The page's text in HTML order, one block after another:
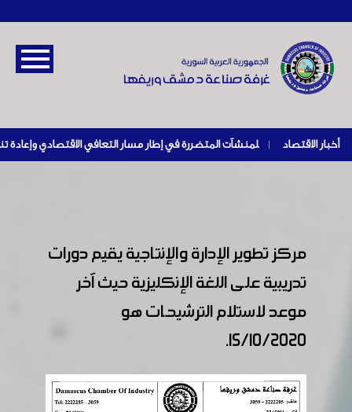
أخبار الاقتصاد |
مركز تطوير الإدارة والإنتاجية يقيم دورات
تدريبية على اللغة الإنكليزية حيث آخر
موعد لاستلام الترشيحات هو
15/10/2020.